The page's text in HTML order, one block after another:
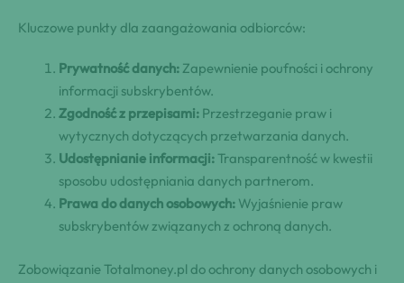
Kluczowe punkty dla zaangażowania odbiorców:
Prywatność danych: Zapewnienie poufności i ochrony
informacji subskrybentów.
Zgodność z przepisami: Przestrzeganie praw i
wytycznych dotyczących przetwarzania danych.
Udostępnianie informacji:Transparentność w kwestii
sposobu udostępniania danych partnerom.
Prawa do danych osobowych: Wyjaśnienie praw
subskrybentów związanych z ochroną danych.
Zobowiązanie Totalmoney.pl do ochrony danych osobowych i